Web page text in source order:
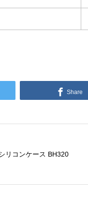
Share
リコンケース BH320